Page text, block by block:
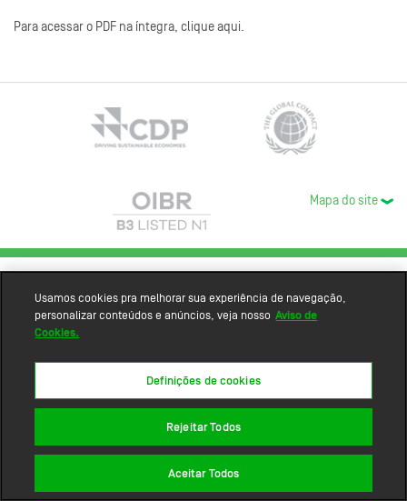
Para acessar o PDF na íntegra, clique aqui.
Mapa do site
Usamos cookies pra melhorar sua experiência de navegação,
personalizar conteúdos e anúncios, veja nosso Aviso de
Cookies.
Definições de cookies
Rejeitar Todos
Aceitar Todos